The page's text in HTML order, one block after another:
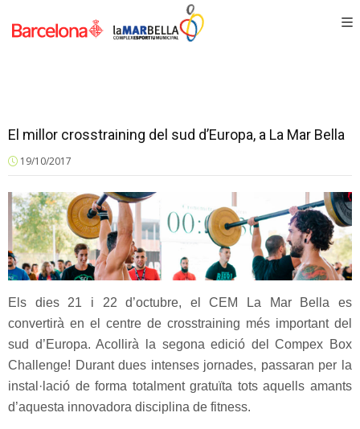
El millor crosstraining del sud d’Europa, a La Mar Bella
19/10/2017
Els dies 21 i 22 d’octubre, el CEM La Mar Bella es
convertirà en el centre de crosstraining més important del
sud d’Europa. Acollirà la segona edició del Compex Box
Challenge! Durant dues intenses jornades, passaran per la
instal·lació de forma totalment gratuïta tots aquells amants
d’aquesta innovadora disciplina de fitness.